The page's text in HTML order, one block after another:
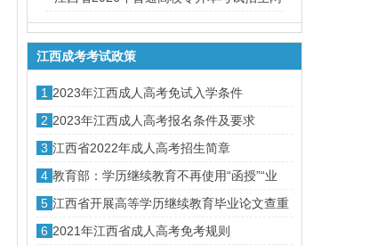
上录取时间安排
江西成考考试政策
1 2023年江西成人高考免试入学条件
2 2023年江西成人高考报名条件及要求
3 江西省2022年成人高考招生简章
4 教育部：学历继续教育不再使用“函授”“业
余”的名称
5 江西省开展高等学历继续教育毕业论文查重
工作的通知
6 2021年江西省成人高考免考规则